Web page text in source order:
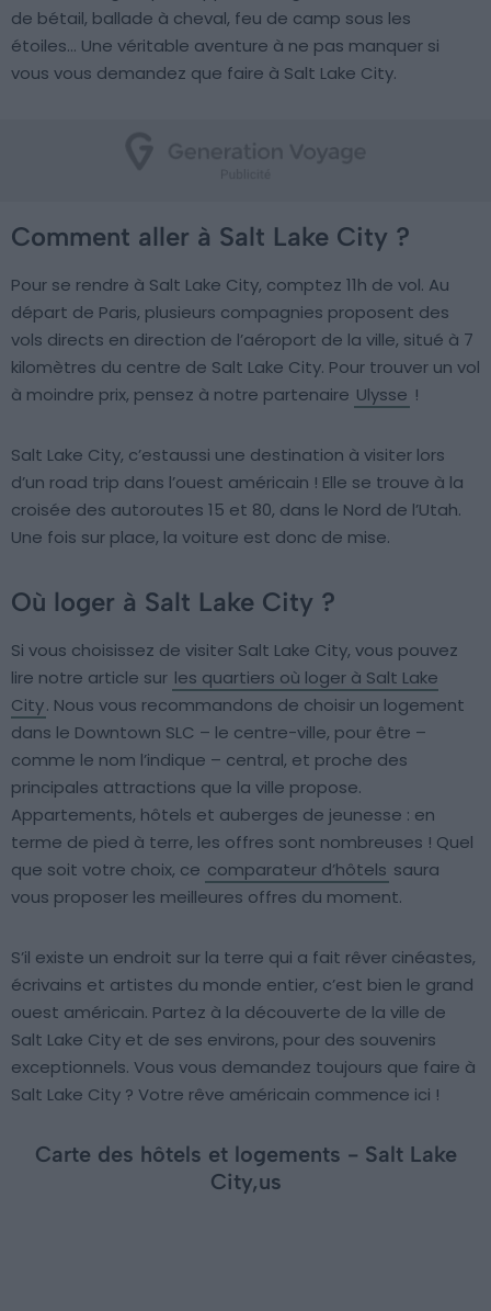
de bétail, ballade à cheval, feu de camp sous les
étoiles… Une véritable aventure à ne pas manquer si
vous vous demandez que faire à Salt Lake City.
Comment aller à Salt Lake City ?
Pour se rendre à Salt Lake City, comptez 11h de vol. Au
départ de Paris, plusieurs compagnies proposent des
vols directs en direction de l’aéroport de la ville, situé à 7
kilomètres du centre de Salt Lake City. Pour trouver un vol
à moindre prix, pensez à notre partenaire Ulysse !
Salt Lake City, c’estaussi une destination à visiter lors
d’un road trip dans l’ouest américain ! Elle se trouve à la
croisée des autoroutes 15 et 80, dans le Nord de l’Utah.
Une fois sur place, la voiture est donc de mise.
Où loger à Salt Lake City ?
Si vous choisissez de visiter Salt Lake City, vous pouvez
lire notre article sur les quartiers où loger à Salt Lake
City. Nous vous recommandons de choisir un logement
dans le Downtown SLC – le centre-ville, pour être –
comme le nom l’indique – central, et proche des
principales attractions que la ville propose.
Appartements, hôtels et auberges de jeunesse : en
terme de pied à terre, les offres sont nombreuses ! Quel
que soit votre choix, ce comparateur d’hôtels saura
vous proposer les meilleures offres du moment.
S’il existe un endroit sur la terre qui a fait rêver cinéastes,
écrivains et artistes du monde entier, c’est bien le grand
ouest américain. Partez à la découverte de la ville de
Salt Lake City et de ses environs, pour des souvenirs
exceptionnels. Vous vous demandez toujours que faire à
Salt Lake City ? Votre rêve américain commence ici !
Carte des hôtels et logements - Salt Lake
City,us